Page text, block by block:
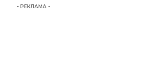
- РЕКЛАМА -